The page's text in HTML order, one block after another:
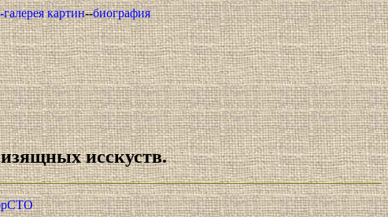
картин--биография
исскуств.